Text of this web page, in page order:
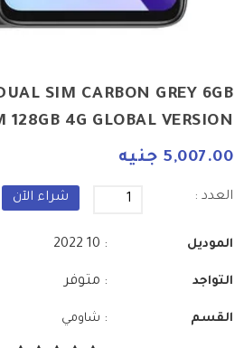
SIM CARBON GREY 6GB
128GB 4G GLOBAL VERSION
5,007.00 جنيه
العدد : شراء الآن
الموديل : 10 2022
التواجد : متوفر
القسم : شاومي